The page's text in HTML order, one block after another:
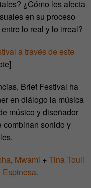
¿Cómo les afecta
en su proceso
lo real y lo irreal?
a través de este
Brief Festival ha
en diálogo la música
músico y diseñador
sonido y
, Mwami +Tina Touli
Espinosa.